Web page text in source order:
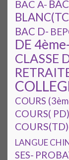
BAC A-
BAC D-
DE 4ème-
CLASSE
COURS
COURS(
LANGUE
SES-